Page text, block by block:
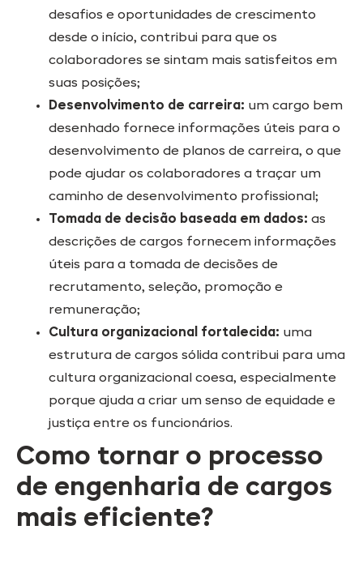
desafios e oportunidades de crescimento
desde o início, contribui para que os
colaboradores se sintam mais satisfeitos em
suas posições;
Desenvolvimento de carreira: um cargo bem
desenhado fornece informações úteis para o
desenvolvimento de planos de carreira, o que
pode ajudar os colaboradores a traçar um
caminho de desenvolvimento profissional;
Tomada de decisão baseada em dados: as
descrições de cargos fornecem informações
úteis para a tomada de decisões de
recrutamento, seleção, promoção e
remuneração;
Cultura organizacional fortalecida: uma
estrutura de cargos sólida contribui para uma
cultura organizacional coesa, especialmente
porque ajuda a criar um senso de equidade e
justiça entre os funcionários.
Como tornar o processo
de engenharia de cargos
mais eficiente?